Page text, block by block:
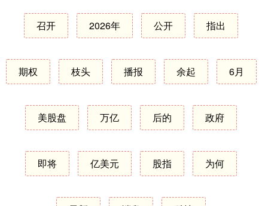
召开 2026年 公开 指出
期权 枝头 播报 余起 6月
美股盘 万亿 后的 政府
即将 亿美元 股指 为何